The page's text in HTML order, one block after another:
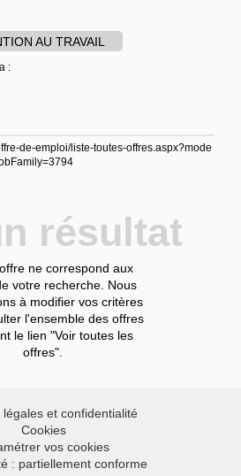
AU TRAVAIL
:
de-emploi/liste-toutes-offres.aspx?mode
résultat
ne correspond aux
votre recherche. Nous
à modifier vos critères
l'ensemble des offres
le lien "Voir toutes les
offres".
légales et confidentialité
Cookies
vos cookies
: partiellement conforme